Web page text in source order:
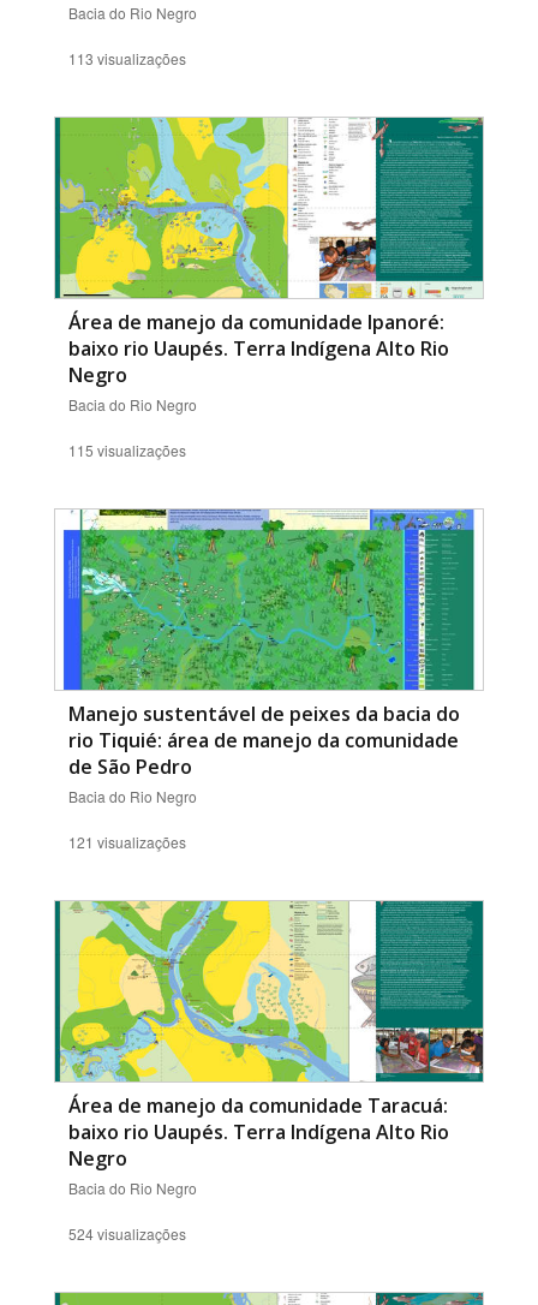
Bacia do Rio Negro
113 visualizações
Área de manejo da comunidade Ipanoré:
baixo rio Uaupés. Terra Indígena Alto Rio
Negro
Bacia do Rio Negro
115 visualizações
Manejo sustentável de peixes da bacia do
rio Tiquié: área de manejo da comunidade
de São Pedro
Bacia do Rio Negro
121 visualizações
Área de manejo da comunidade Taracuá:
baixo rio Uaupés. Terra Indígena Alto Rio
Negro
Bacia do Rio Negro
524 visualizações